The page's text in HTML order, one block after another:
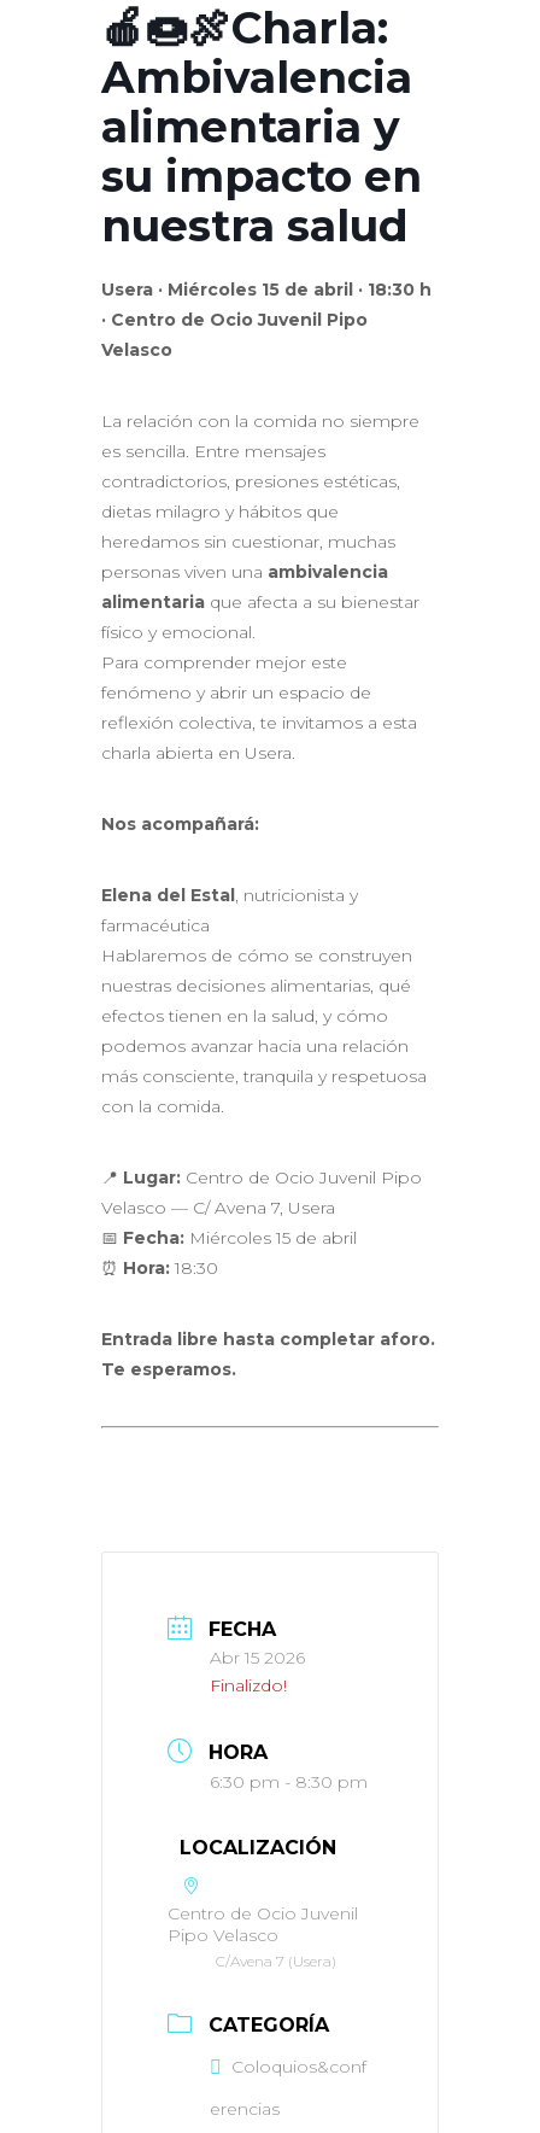
🍎🍩🍖Charla:
Ambivalencia
alimentaria y
su impacto en
nuestra salud
Usera · Miércoles 15 de abril · 18:30 h
· Centro de Ocio Juvenil Pipo
Velasco
La relación con la comida no siempre
es sencilla. Entre mensajes
contradictorios, presiones estéticas,
dietas milagro y hábitos que
heredamos sin cuestionar, muchas
personas viven una ambivalencia
alimentaria que afecta a su bienestar
físico y emocional.
Para comprender mejor este
fenómeno y abrir un espacio de
reflexión colectiva, te invitamos a esta
charla abierta en Usera.
Nos acompañará:
Elena del Estal, nutricionista y
farmacéutica
Hablaremos de cómo se construyen
nuestras decisiones alimentarias, qué
efectos tienen en la salud, y cómo
podemos avanzar hacia una relación
más consciente, tranquila y respetuosa
con la comida.
📍 Lugar: Centro de Ocio Juvenil Pipo
Velasco — C/ Avena 7, Usera
📅 Fecha: Miércoles 15 de abril
⏰ Hora:18:30
Entrada libre hasta completar aforo.
Te esperamos.
FECHA
Abr 15 2026
Finalizdo!
HORA
6:30 pm - 8:30 pm
LOCALIZACIÓN
Centro de Ocio Juvenil
Pipo Velasco
C/Avena 7 (Usera)
CATEGORÍA
Coloquios&conf
erencias